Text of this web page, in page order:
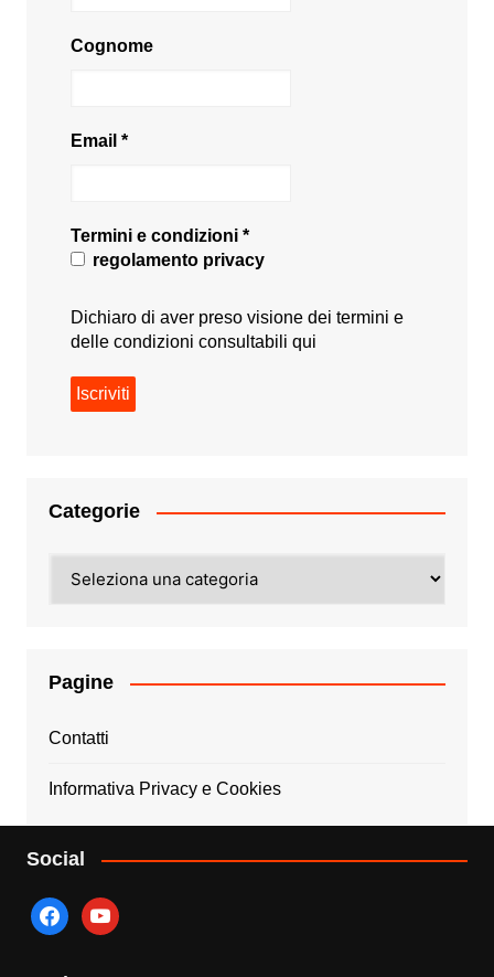
Cognome
Email *
Termini e condizioni *
regolamento privacy
Dichiaro di aver preso visione dei termini e
delle condizioni consultabili qui
Categorie
Pagine
Contatti
Informativa Privacy e Cookies
Social
facebookyoutube